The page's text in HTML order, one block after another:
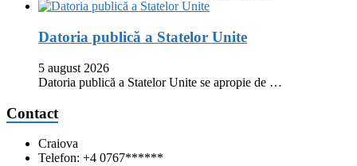
Datoria publică a Statelor Unite
5 august 2026
Datoria publică a Statelor Unite se apropie de …
Contact
Craiova
Telefon: +4 0767******